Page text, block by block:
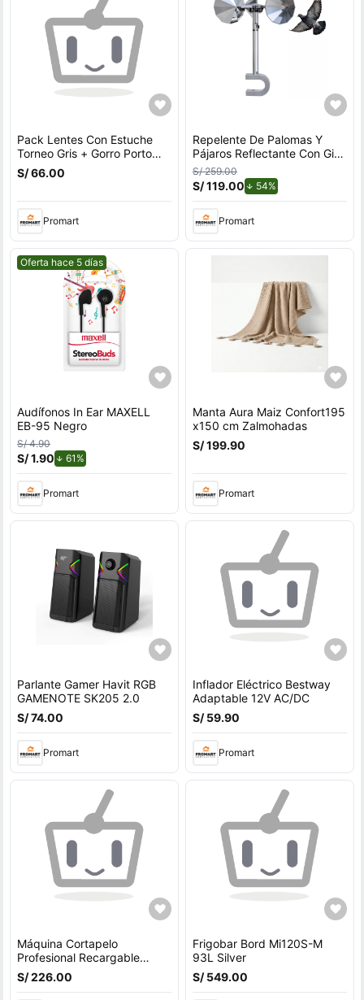
Pack Lentes Con Estuche
Torneo Gris + Gorro Porto
Negro
S/ 66.00
Promart
Repelente De Palomas Y
Pájaros Reflectante Con Giro
Por Viento Para Exteriores
Con Soporte en U
S/ 259.00
S/ 119.00 54%de descuento.
Promart
Mejor precio.
Oferta hace 5 días
Audífonos In Ear MAXELL
EB-95 Negro
S/ 4.90
S/ 1.90 61%
Promart
Manta Aura Maiz Confort195
x150 cm Zalmohadas
S/ 199.90
Promart
Parlante Gamer Havit RGB
GAMENOTE SK205 2.0
S/ 74.00
Promart
Inflador Eléctrico Bestway
Adaptable 12V AC/DC
S/ 59.90
Promart
Máquina Cortapelo
Profesional Recargable
Trimmer Barba 7200RPM
Corte Preciso 0.1mm Negro
S/ 226.00
Frigobar Bord Mi120S-M
93L Silver
S/ 549.00